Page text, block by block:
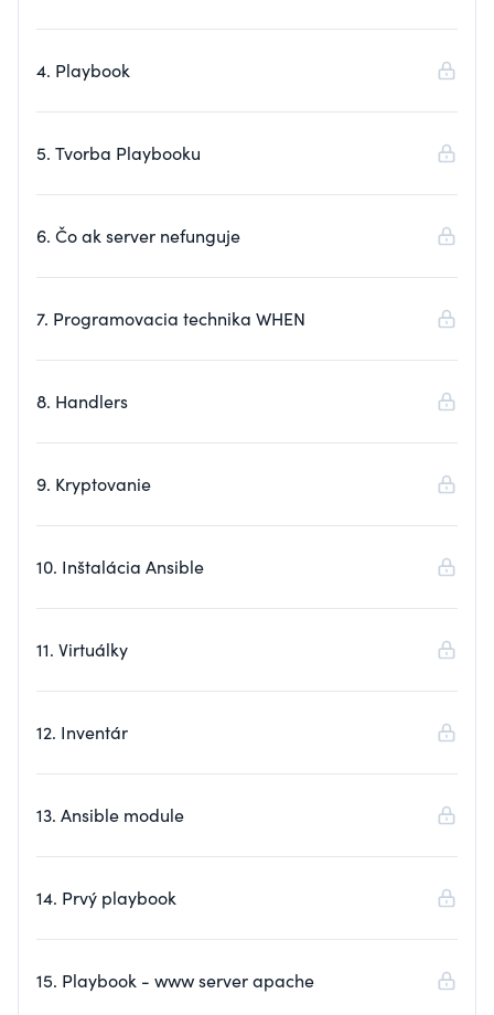
4. Playbook
5. Tvorba Playbooku
6. Čo ak server nefunguje
7. Programovacia technika WHEN
8. Handlers
9. Kryptovanie
10. Inštalácia Ansible
11. Virtuálky
12. Inventár
13. Ansible module
14. Prvý playbook
15. Playbook - www server apache